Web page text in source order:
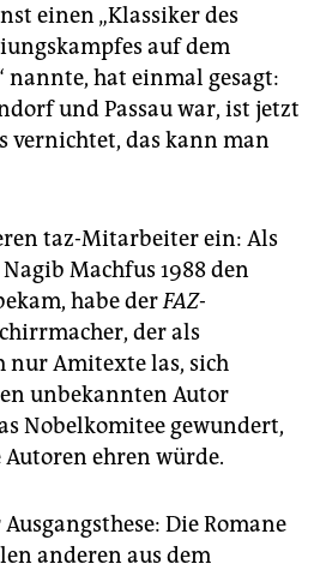
einen „Klassiker des
auf dem
nannte, hat einmal gesagt:
und Passau war, ist jetzt
vernichtet, das kann man
taz-Mitarbeiter ein: Als
Machfus 1988 den
habe derFAZ-
der als
nur Amitexte las, sich
unbekannten Autor
Nobelkomitee gewundert,
ehren würde.
Die Romane
anderen aus dem